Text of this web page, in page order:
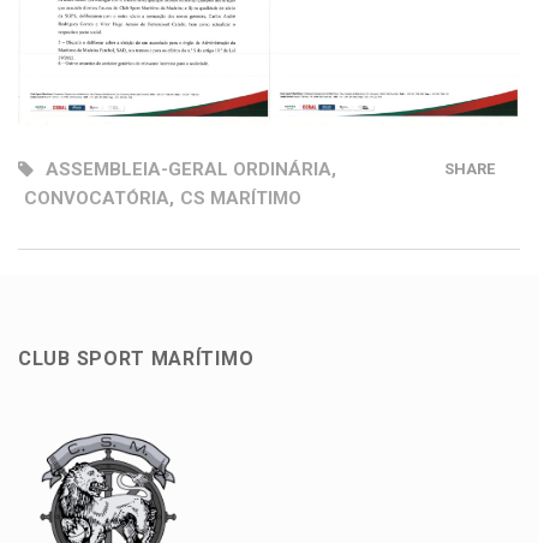
ASSEMBLEIA-GERAL ORDINÁRIA,
CONVOCATÓRIA, CS MARÍTIMO
SHARE
CLUB SPORT MARÍTIMO